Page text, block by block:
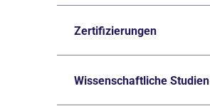
Zertifizierungen
Wissenschaftliche Studien